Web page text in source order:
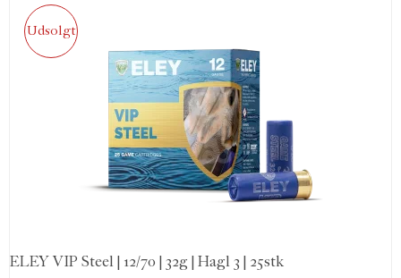
Udsolgt
ELEY VIP Steel | 12/70 | 32g | Hagl 3 | 25stk